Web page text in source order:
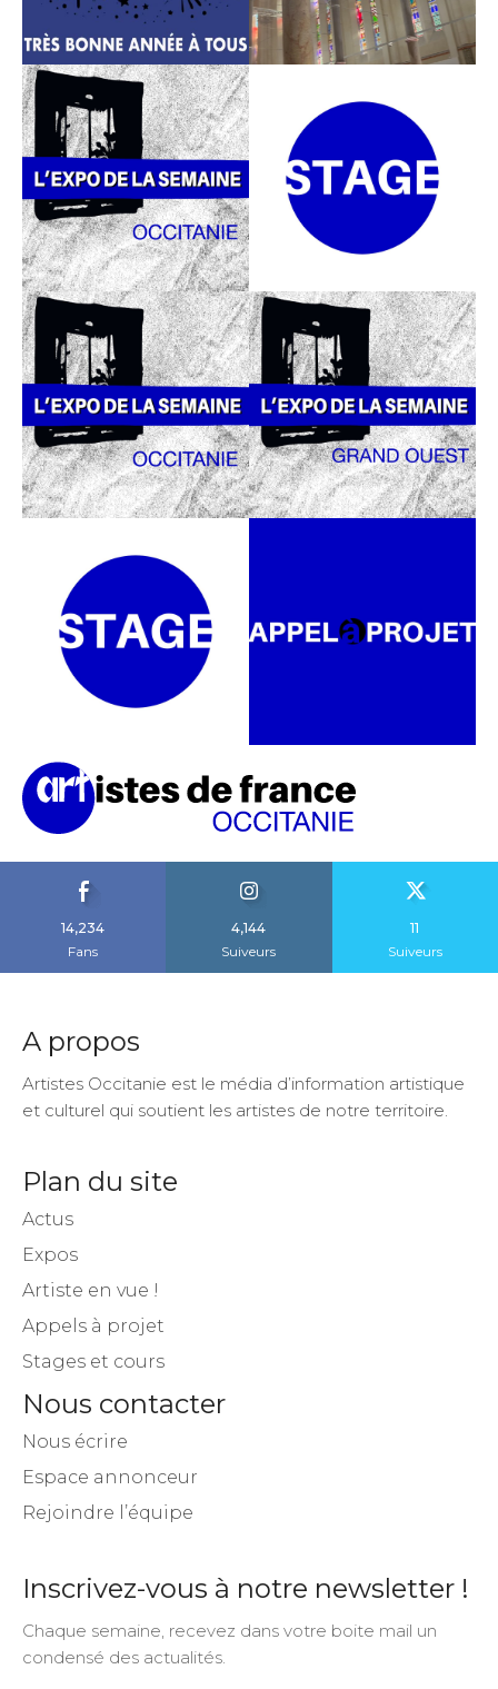
14,234
Fans
4,144
Suiveurs
11
Suiveurs
A propos
Artistes Occitanie est le média d’information artistique
et culturel qui soutient les artistes de notre territoire.
Plan du site
Actus
Expos
Artiste en vue !
Appels à projet
Stages et cours
Nous contacter
Nous écrire
Espace annonceur
Rejoindre l’équipe
Inscrivez-vous à notre newsletter !
Chaque semaine, recevez dans votre boite mail un
condensé des actualités.